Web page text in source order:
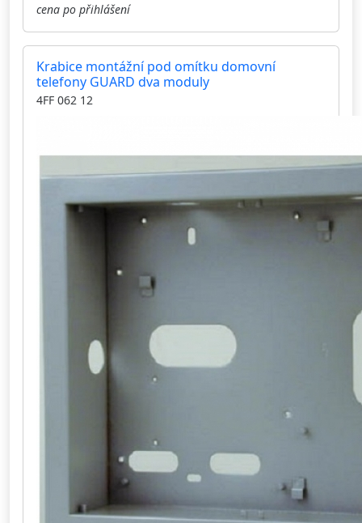
cena po přihlášení
Krabice montážní pod omítku domovní
telefony GUARD dva moduly
4FF 062 12